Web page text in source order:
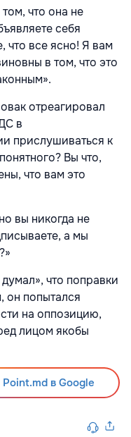
что она не
себя
что все ясно! Я вам
в том, что это
отреагировал
в
прислушиваться к
Вы что,
что вам это
вы никогда не
а мы
что поправки
он попытался
на оппозицию,
лицом якобы
в Google